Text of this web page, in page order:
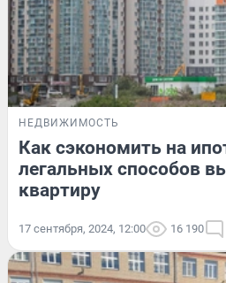
НЕДВИЖИМОСТЬ
Как сэкономить на
легальных способов
квартиру
17 сентября, 2024, 12:00 16 190